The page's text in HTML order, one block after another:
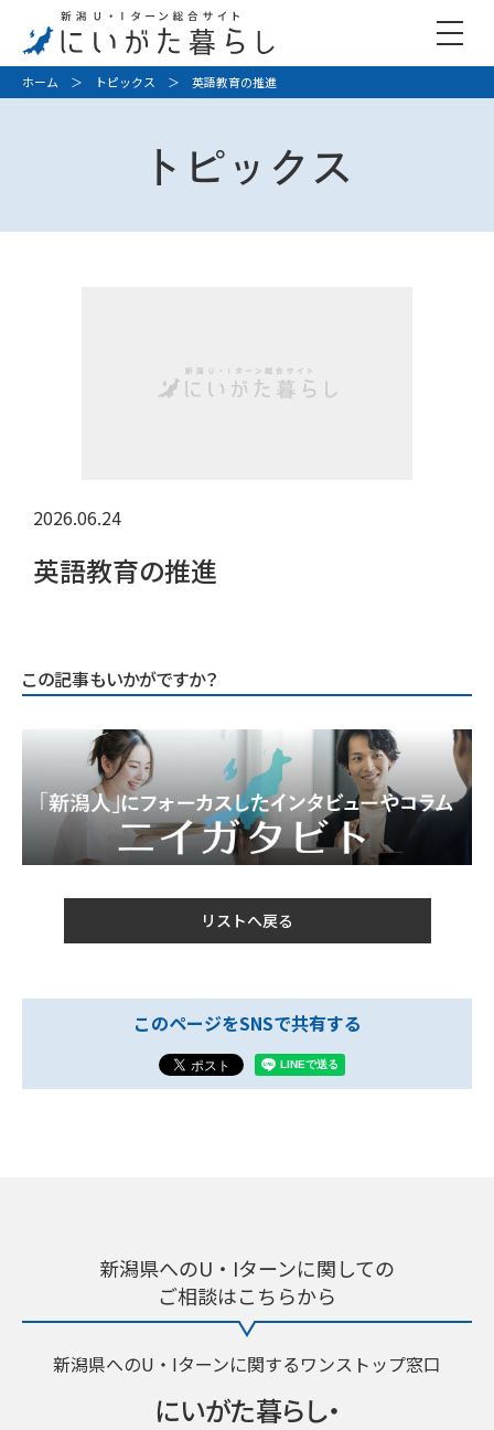
ホーム ＞ トピックス ＞ 英語教育の推進
トピックス
2026.06.24
英語教育の推進
この記事もいかがですか？
リストへ戻る
このページをSNSで共有する
新潟県へのU・Iターンに関しての
ご相談はこちらから
新潟県へのU・Iターンに関するワンストップ窓口
にいがた暮らし・